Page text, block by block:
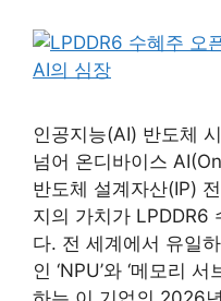
인공지능(AI) 반도체
넘어 온디바이스
반도체 설계자산(IP)
지의 가치가 LPDDR6
다. 전 세계에서 유일
인 ‘NPU’와 ‘메모리